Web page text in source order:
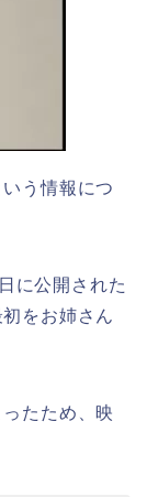
う情報につ
に公開された
をお姉さん
たため、映